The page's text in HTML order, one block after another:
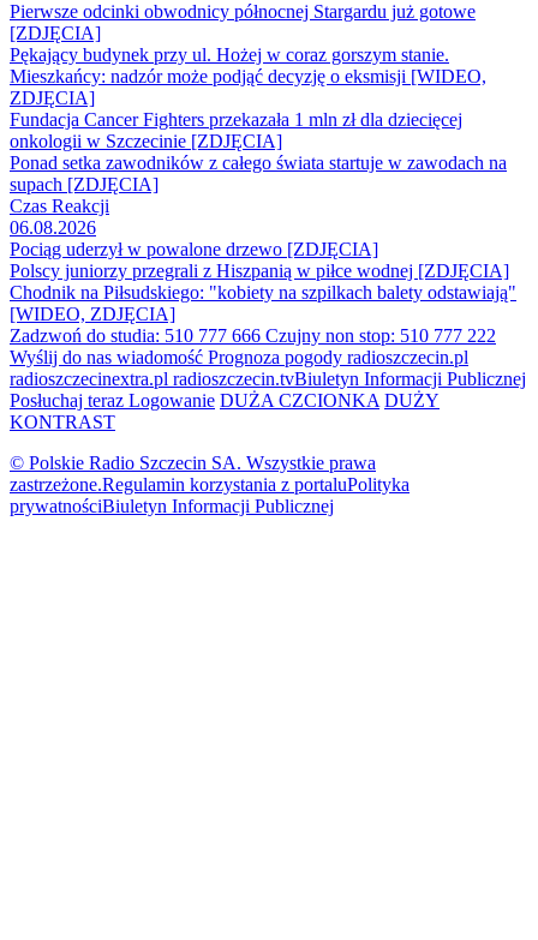
Pierwsze odcinki obwodnicy północnej Stargardu już gotowe
[ZDJĘCIA]
Pękający budynek przy ul. Hożej w coraz gorszym stanie.
Mieszkańcy: nadzór może podjąć decyzję o eksmisji [WIDEO,
ZDJĘCIA]
Fundacja Cancer Fighters przekazała 1 mln zł dla dziecięcej
onkologii w Szczecinie [ZDJĘCIA]
Ponad setka zawodników z całego świata startuje w zawodach na
supach [ZDJĘCIA]
Czas Reakcji
06.08.2026
Pociąg uderzył w powalone drzewo [ZDJĘCIA]
Polscy juniorzy przegrali z Hiszpanią w piłce wodnej [ZDJĘCIA]
Chodnik na Piłsudskiego: "kobiety na szpilkach balety odstawiają"
[WIDEO, ZDJĘCIA]
Zadzwoń do studia: 510 777 666 Czujny non stop: 510 777 222
Wyślij do nas wiadomość Prognoza pogody radioszczecin.pl
radioszczecinextra.pl radioszczecin.tvBiuletyn Informacji Publicznej
Posłuchaj teraz Logowanie DUŻA CZCIONKA DUŻY
KONTRAST
© Polskie Radio Szczecin SA. Wszystkie prawa
zastrzeżone.Regulamin korzystania z portaluPolityka
prywatnościBiuletyn Informacji Publicznej